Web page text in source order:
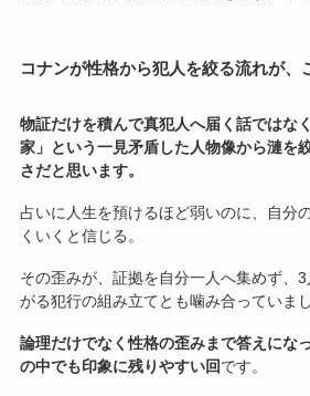
コナンが性格から犯人を絞る流れが、
物証だけを積んで真犯人へ届く話ではな
家」という一見矛盾した人物像から漣を
さだと思います。
占いに人生を預けるほど弱いのに、自分
くいくと信じる。
その歪みが、証拠を自分一人へ集めず、
がる犯行の組み立てとも噛み合っていまし
論理だけでなく性格の歪みまで答えにな
の中でも印象に残りやすい回です。